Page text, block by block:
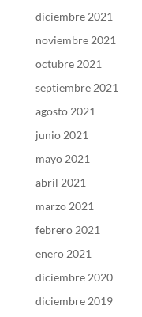
diciembre 2021
noviembre 2021
octubre 2021
septiembre 2021
agosto 2021
junio 2021
mayo 2021
abril 2021
marzo 2021
febrero 2021
enero 2021
diciembre 2020
diciembre 2019